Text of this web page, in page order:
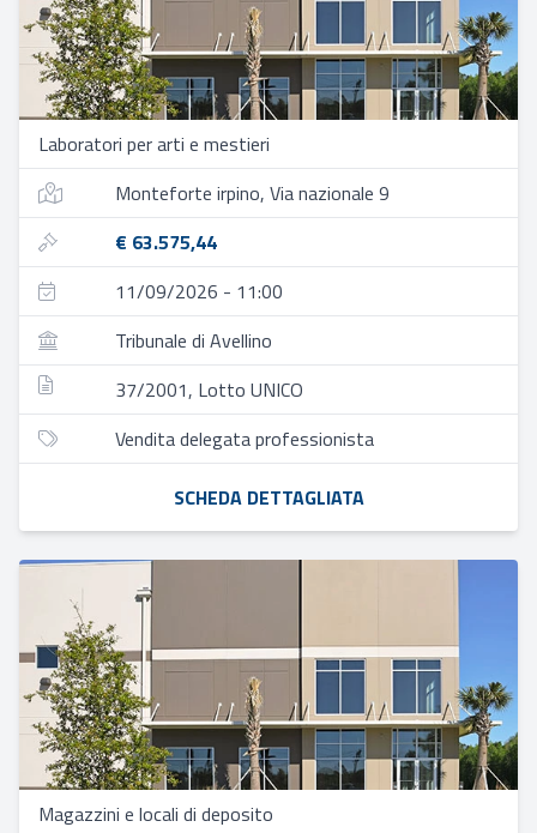
Laboratori per arti e mestieri
Monteforte irpino, Via nazionale 9
€ 63.575,44
11/09/2026 - 11:00
Tribunale di Avellino
37/2001, Lotto UNICO
Vendita delegata professionista
SCHEDA DETTAGLIATA
Magazzini e locali di deposito